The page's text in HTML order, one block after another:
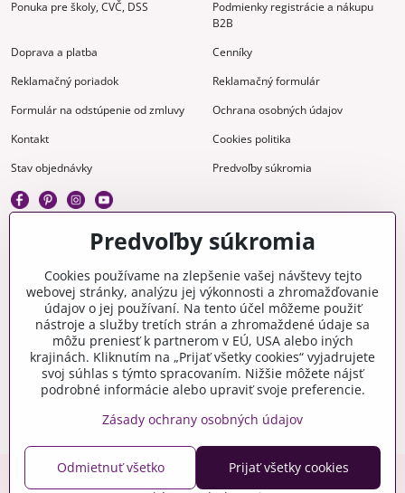
Ponuka pre školy, CVČ, DSS
Podmienky registrácie a nákupu
B2B
Doprava a platba
Cenníky
Reklamačný poriadok
Reklamačný formulár
Formulár na odstúpenie od zmluvy
Ochrana osobných údajov
Kontakt
Cookies politika
Stav objednávky
Predvoľby súkromia
Gravírovanie
Materiály na stiahnutie
Videonávody
Blog
Kreatívna poradňa
Copyright © 2006-2026 crafty.sk
Predvoľby súkromia
Cookies používame na zlepšenie vašej návštevy tejto
webovej stránky, analýzu jej výkonnosti a zhromažďovanie
údajov o jej používaní. Na tento účel môžeme použiť
nástroje a služby tretích strán a zhromaždené údaje sa
môžu preniesť k partnerom v EÚ, USA alebo iných
krajinách. Kliknutím na „Prijať všetky cookies“ vyjadrujete
svoj súhlas s týmto spracovaním. Nižšie môžete nájsť
podrobné informácie alebo upraviť svoje preferencie.
Zásady ochrany osobných údajov
Prijať všetky cookies
Odmietnuť všetko